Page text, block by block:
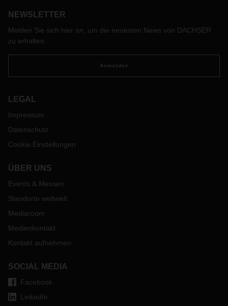
NEWSLETTER
Melden Sie sich hier an, um die neuesten News von DACHSER
zu erhalten.
Anmelden
LEGAL
Impressum
Datenschutz
Cookie Einstellungen
ÜBER UNS
Events & Messen
Standorte weltweit
Mediaroom
Medienkontakt
Kontakt aufnehmen
SOCIAL MEDIA
Facebook
LinkedIn